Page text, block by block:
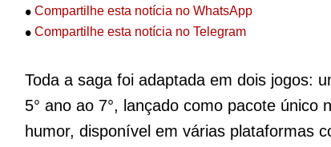
• Compartilhe esta notícia no WhatsApp
• Compartilhe esta notícia no Telegram
Toda a saga foi adaptada em dois jogos:
5° ano ao 7°, lançado como pacote único
humor, disponível em várias plataformas